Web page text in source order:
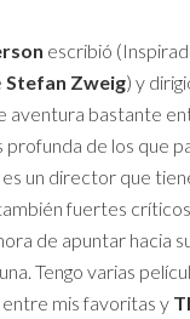
escribió
Stefan Zweig) y
aventura bastante
profunda de los que
es un director que
fuertes
de apuntar hacia
Tengo varias
entre mis favoritas y